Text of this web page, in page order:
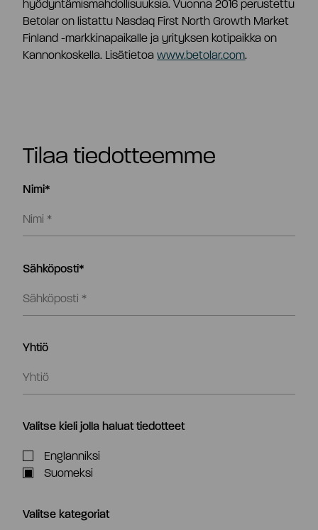
hyödyntämismahdollisuuksia. Vuonna 2016 perustettu
Betolar on listattu Nasdaq First North Growth Market
Finland -markkinapaikalle ja yrityksen kotipaikka on
Kannonkoskella. Lisätietoawww.betolar.com.
Tilaa tiedotteemme
Nimi*
Sähköposti*
Yhtiö
Valitse kieli jolla haluat tiedotteet
Englanniksi
Suomeksi
Valitse kategoriat